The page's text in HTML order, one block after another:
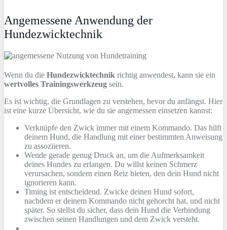
Angemessene Anwendung der
Hundezwicktechnik
Wenn du die Hundezwicktechnik richtig anwendest, kann sie ein
wertvolles Trainingswerkzeug sein.
Es ist wichtig, die Grundlagen zu verstehen, bevor du anfängst. Hier
ist eine kurze Übersicht, wie du sie angemessen einsetzen kannst:
Verknüpfe den Zwick immer mit einem Kommando. Das hilft
deinem Hund, die Handlung mit einer bestimmten Anweisung
zu assoziieren.
Wende gerade genug Druck an, um die Aufmerksamkeit
deines Hundes zu erlangen. Du willst keinen Schmerz
verursachen, sondern einen Reiz bieten, den dein Hund nicht
ignorieren kann.
Timing ist entscheidend. Zwicke deinen Hund sofort,
nachdem er deinem Kommando nicht gehorcht hat, und nicht
später. So stellst du sicher, dass dein Hund die Verbindung
zwischen seinen Handlungen und dem Zwick versteht.